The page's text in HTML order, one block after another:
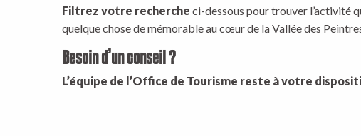
Filtrez votre recherche ci-dessous pour trouver l’activité
quelque chose de mémorable au cœur de la Vallée des
Besoin d’un conseil ?
L’équipe de l’Office de Tourisme reste à votre